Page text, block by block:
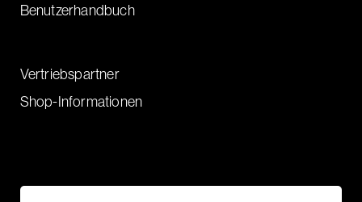
Benutzerhandbuch
Vertriebspartner
Shop-Informationen